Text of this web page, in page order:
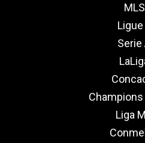
MLS
Ligue
Serie
Champions
Liga